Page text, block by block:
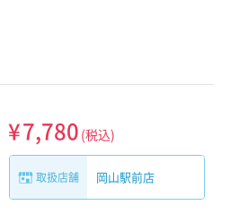
¥7,780 (税込)
取扱店舗 岡山駅前店